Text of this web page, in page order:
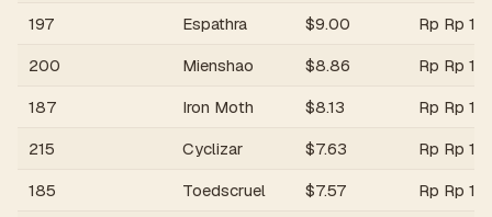
197
Espathra $9.00 Rp Rp
200
Mienshao $8.86 Rp Rp
187
Iron Moth $8.13 Rp Rp
215
Cyclizar $7.63 Rp Rp
185
Toedscruel $7.57 Rp Rp